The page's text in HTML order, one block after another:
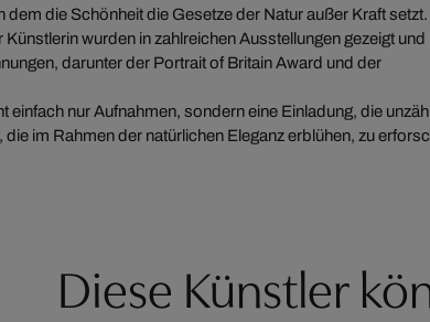
dem die Schönheit die Gesetze der Natur außer Kraft setzt.
wurden in zahlreichen Ausstellungen gezeigt und
darunter der Portrait of Britain Award und der
nur Aufnahmen, sondern eine Einladung, die
im Rahmen der natürlichen Eleganz erblühen, zu
Diese Künstler